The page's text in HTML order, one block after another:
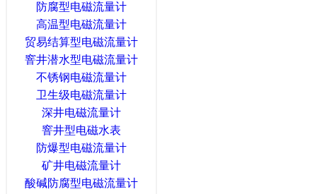
防腐型电磁流量计
高温型电磁流量计
贸易结算型电磁流量计
窨井潜水型电磁流量计
不锈钢电磁流量计
卫生级电磁流量计
深井电磁流量计
窨井型电磁水表
防爆型电磁流量计
矿井电磁流量计
酸碱防腐型电磁流量计